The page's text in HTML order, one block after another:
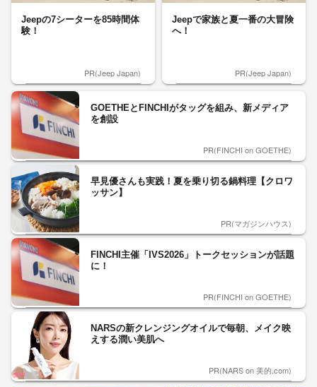
Jeepの7シーターを85時間体
験！
PR(Jeep Japan)
Jeepで家族と夏一番の大冒険
へ！
PR(Jeep Japan)
GOETHEとFINCHIがタッグを組み、新メディア
を創設
PR(FINCHI on GOETHE)
早見優さんも実践！夏を乗り切る鍋料理【クロワ
ッサン】
PR(マガジンハウス)
FINCHI主催「IVS2026」トークセッションが話題
に！
PR(FINCHI on GOETHE)
NARSの新クレンジングオイルで毎朝、メイク映
えする潤い美肌へ
PR(NARS on 美的.com)